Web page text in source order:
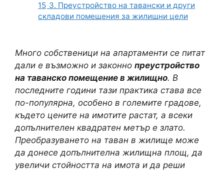
15 3. Преустройство на тавански и други
складови помещения за жилищни цели
Много собственици на апартаменти се питат
дали е възможно и законно преустройство
на таванско помещение в жилищно. В
последните години тази практика става все
по-популярна, особено в големите градове,
където цените на имотите растат, а всеки
допълнителен квадратен метър е злато.
Преобразуването на таван в жилище може
да донесе допълнителна жилищна площ, да
увеличи стойността на имота и да реши